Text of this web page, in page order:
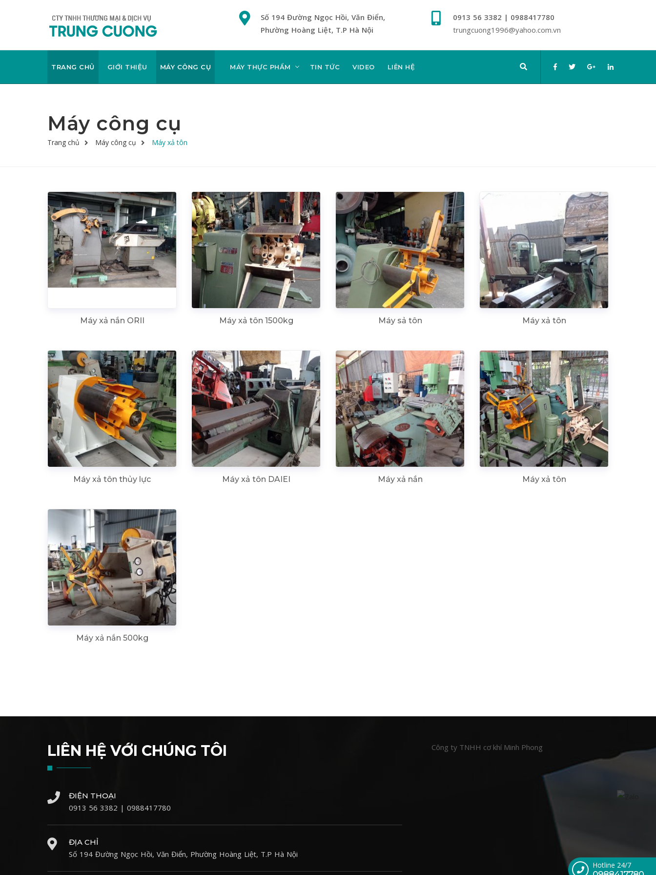
Số 194 Đường Ngọc Hồi, Văn Điển,
Phường Hoàng Liệt, T.P Hà Nội
0913 56 3382 | 0988417780
trungcuong1996@yahoo.com.vn
TRANG CHỦ GIỚI THIỆU MÁY CÔNG CỤ MÁY THỰC PHẨM TIN TỨC VIDEO LIÊN HỆ
Máy công cụ
Trang chủ Máy công cụ Máy xả tôn
Máy xả nắn ORII Máy xả tôn 1500kg Máy sả tôn Máy xả tôn
Máy xả tôn thủy lực Máy xả tôn DAIEI Máy xả nắn Máy xả tôn
Máy xả nắn 500kg
LIÊN HỆ VỚI CHÚNG TÔI
ĐIỆN THOẠI
0913 56 3382 | 0988417780
ĐỊA CHỈ
Số 194 Đường Ngọc Hồi, Văn Điển, Phường Hoàng Liệt, T.P Hà Nội
Công ty TNHH cơ khí Minh Phong
Hotline 24/7